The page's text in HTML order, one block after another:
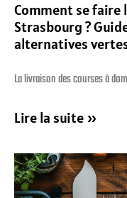
Comment se faire
Strasbourg ?
alternatives
La livraison des courses à
Lire la suite »